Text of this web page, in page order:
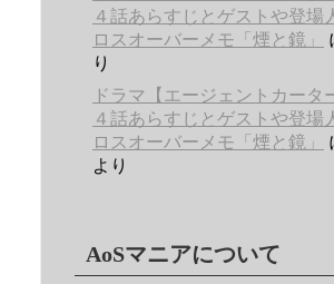
４話あらすじとゲストや登場
ロスオーバーメモ「煙と鏡」
り
ドラマ【エージェントカータ
４話あらすじとゲストや登場
ロスオーバーメモ「煙と鏡」
より
AoSマニアについて